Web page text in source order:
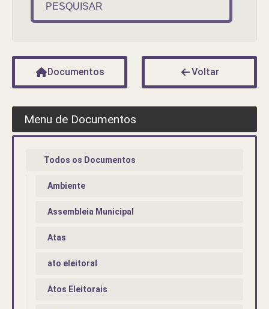
PESQUISAR
Documentos Voltar
Menu de Documentos
Todos os Documentos
Ambiente
Assembleia Municipal
Atas
ato eleitoral
Atos Eleitorais